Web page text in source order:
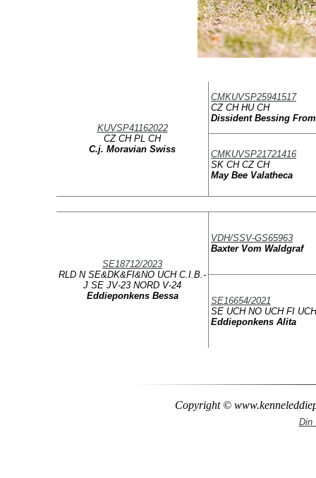
KUVSP41162022
CZ CH PL CH
C.j. Moravian Swiss
CMKUVSP25941517
CZ CH HU CH
Dissident Bessing
CMKUVSP21721416
SK CH CZ CH
May Bee Valatheca
SE18712/2023
RLD N SE&DK&FI&NO UCH C.I.B.-
J SE JV-23 NORD V-24
Eddieponkens Bessa
VDH/SSV-GS65963
Baxter Vom Waldgraf
SE16654/2021
SE UCH NO UCH FI
Eddieponkens Alita
Copyright ©
Din